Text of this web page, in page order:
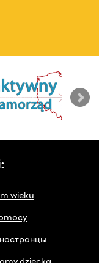
wieku